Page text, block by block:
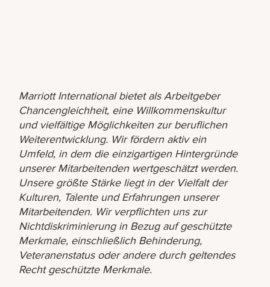
Marriott International bietet als Arbeitgeber
Chancengleichheit, eine Willkommenskultur
und vielfältige Möglichkeiten zur beruflichen
Weiterentwicklung. Wir fördern aktiv ein
Umfeld, in dem die einzigartigen Hintergründe
unserer Mitarbeitenden wertgeschätzt werden.
Unsere größte Stärke liegt in der Vielfalt der
Kulturen, Talente und Erfahrungen unserer
Mitarbeitenden. Wir verpflichten uns zur
Nichtdiskriminierung in Bezug auf geschützte
Merkmale, einschließlich Behinderung,
Veteranenstatus oder andere durch geltendes
Recht geschützte Merkmale.